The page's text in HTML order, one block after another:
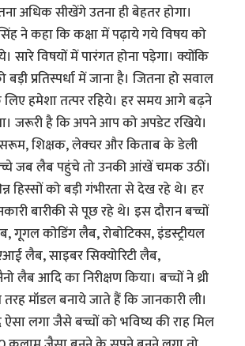
अधिक सीखेंगे उतना ही बेहतर होगा।
ने कहा कि कक्षा में पढ़ाये गये विषय को
सारे विषयों में पारंगत होना पड़ेगा। क्योंकि
प्रतिस्पर्धा में जाना है। जितना हो सवाल
हमेशा तत्पर रहिये। हर समय आगे बढ़ने
जरूरी है कि अपने आप को अपडेट रखिये।
शिक्षक, लेक्चर और किताब के डेली
जब लैब पहुंचे तो उनकी आंखें चमक उठीं।
हिस्सों को बड़ी गंभीरता से देख रहे थे। हर
बारीकी से पूछ रहे थे। इस दौरान बच्चों
लैब, गूगल कोडिंग लैब, रोबोटिक्स, इंडस्ट्रीयल
लैब, साइबर सिक्योरिटी लैब,
लैब आदि का निरीक्षण किया। बच्चों ने थ्री
तरह मॉडल बनाये जाते हैं कि जानकारी ली।
लगा जैसे बच्चों को भविष्य की राह मिल